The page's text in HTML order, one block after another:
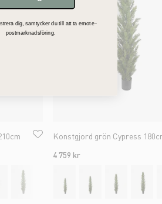
Konstgjord grön Cypress
4 759 kr
dig, samtycker du till att ta emot e-
postmarknadsföring.